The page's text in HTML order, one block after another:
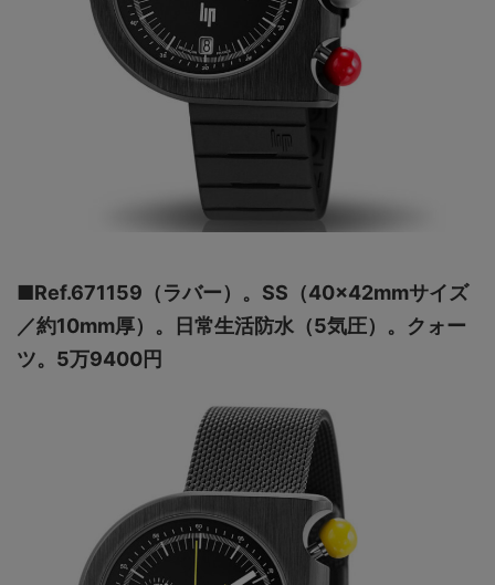
■Ref.671159（ラバー）。SS（40×42mmサイズ
／約10mm厚）。日常生活防水（5気圧）。クォー
ツ。5万9400円